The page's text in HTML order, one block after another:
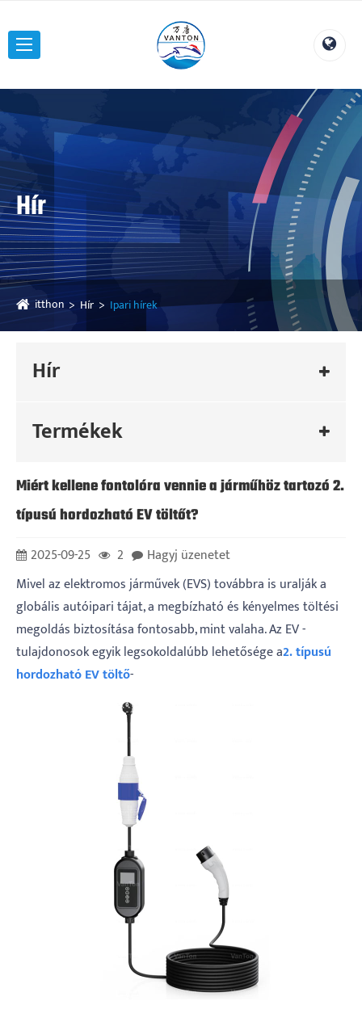
Hír
itthon Hír Ipari hírek
Hír
Termékek
Miért kellene fontolóra vennie a járműhöz tartozó 2.
típusú hordozható EV töltőt?
2025-09-25 2
Hagyj üzenetet
Mivel az elektromos járművek (EVS) továbbra is uralják a
globális autóipari tájat, a megbízható és kényelmes töltési
megoldás biztosítása fontosabb, mint valaha. Az EV -
tulajdonosok egyik legsokoldalúbb lehetősége a2. típusú
hordozható EV töltő-